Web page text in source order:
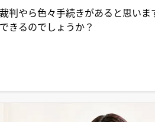
判やら色々手続きがあると思いま
きるのでしょうか？